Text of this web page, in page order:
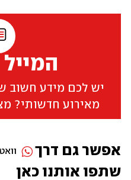
יש לכם מידע חשוב
מאירוע חדשותי?
שתפו אותנו כאן
אפשר גם דרך